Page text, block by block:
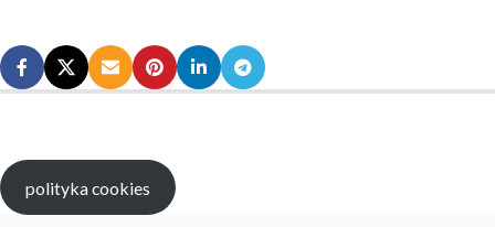
polityka cookies